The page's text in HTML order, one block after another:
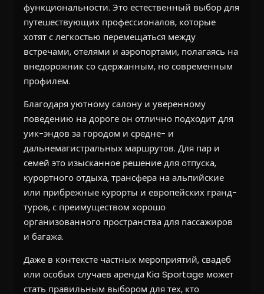
функциональности. Это естественный выбор для
путешествующих профессионалов, которые
хотят с легкостью перемещаться между
встречами, отелями и аэропортами, полагаясь на
внедорожник со сдержанным, но современным
профилем.
Благодаря уютному салону и уверенному
поведению на дороге он отлично подходит для
уик-эндов за городом и средне- и
дальнемагистральных маршрутов. Для пар и
семей это изысканное решение для отпуска,
курортного отдыха, трансфера на альпийские
или прибрежные курорты и европейских гранд-
туров, с преимуществом хорошо
организованного пространства для пассажиров
и багажа.
Даже в контексте частных мероприятий, свадеб
или особых случаев аренда Kia Sportage может
стать правильным выбором для тех, кто